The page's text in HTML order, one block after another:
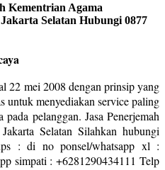
Kementrian Agama
Selatan Hubungi 0877
22 mei 2008 dengan prinsip yang
untuk menyediakan service paling
pelanggan. Jasa Penerjemah
Selatan Silahkan hubungi
: di no ponsel/whatsapp xl :
simpati : +6281290434111 Telp